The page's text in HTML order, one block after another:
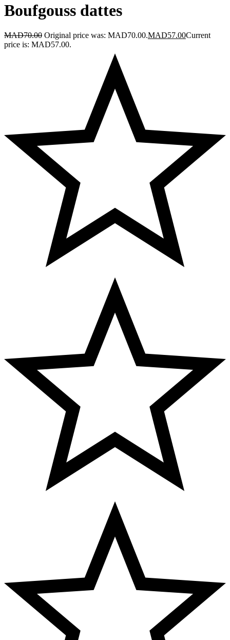
Boufgouss dattes
MAD70.00 Original price was: MAD70.00.MAD57.00Current
price is: MAD57.00.